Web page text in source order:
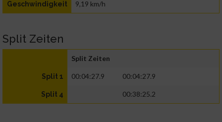
Geschwindigkeit 9,19 km/h
Split Zeiten
Split Zeiten
Split 1 00:04:27.9 00:04:27.9
Split 4 00:38:25.2